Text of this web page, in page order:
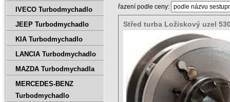
řazení podle ceny:
Střed turba Ložiskový uzel
IVECO Turbodmychadlo
JEEP Turbodmychadlo
KIA Turbodmychadlo
LANCIA Turbodmychadlo
MAZDA Turbodmychadla
MERCEDES-BENZ
Turbodmychadlo